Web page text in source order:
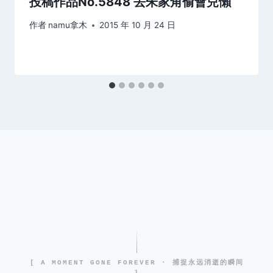
作者 namu拿木 2015 年 10 月 24 日
[ A MOMENT GONE FOREVER · 捕捉永远消逝的瞬间